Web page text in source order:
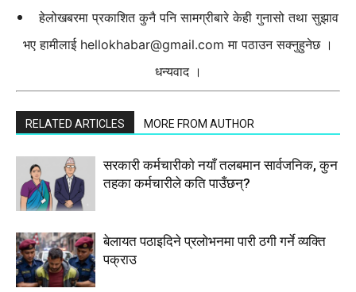
हेलोखबरमा प्रकाशित कुनै पनि सामग्रीबारे केही गुनासो तथा सुझाव
भए हामीलाई hellokhabar@gmail.com मा पठाउन सक्नुहुनेछ ।
धन्यवाद ।
RELATED ARTICLES MORE FROM AUTHOR
सरकारी कर्मचारीकाे नयाँ तलबमान सार्वजनिक, कुन
तहका कर्मचारीले कति पाउँछन्?
बेलायत पठाइदिने प्रलाेभनमा पारी ठगी गर्ने व्यक्ति
पक्राउ